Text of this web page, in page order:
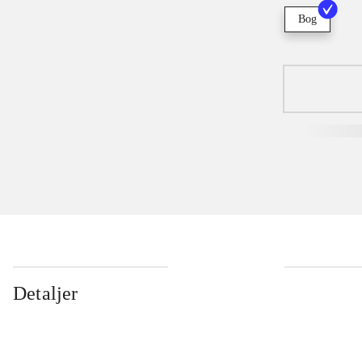
Bog
Detaljer